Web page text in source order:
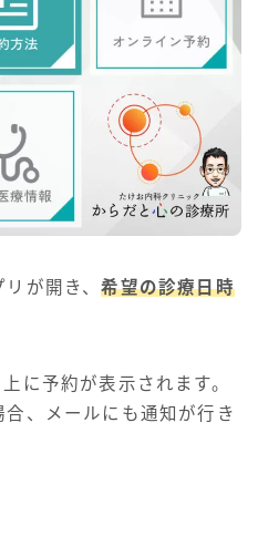
リが開き、希望の診療日時
に予約が表示されます。
合、メールにも通知が行き